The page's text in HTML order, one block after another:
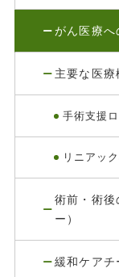
がん医療へ
主要な医療
手術支援
リニアッ
術前・術後
ー）
緩和ケアチ